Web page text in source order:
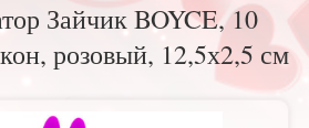
Зайчик BOYCE, 10
розовый, 12,5х2,5 см